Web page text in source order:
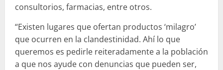
consultorios, farmacias, entre otros.
“Existen lugares que ofertan productos ‘milagro’
que ocurren en la clandestinidad. Ahí lo que
queremos es pedirle reiteradamente a la población
a que nos ayude con denuncias que pueden ser,